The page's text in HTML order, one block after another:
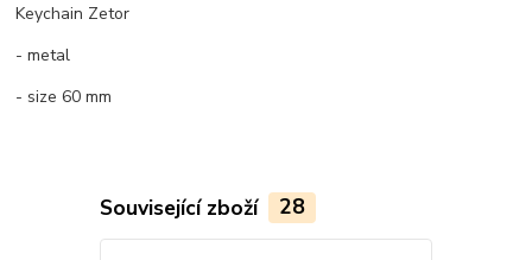
Keychain Zetor
- metal
- size 60 mm
Související zboží 28